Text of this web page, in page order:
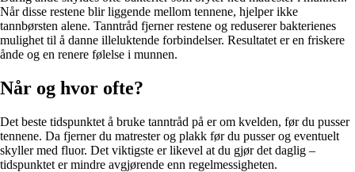
Når disse restene blir liggende mellom tennene, hjelper ikke
tannbørsten alene. Tanntråd fjerner restene og reduserer bakterienes
mulighet til å danne illeluktende forbindelser. Resultatet er en friskere
ånde og en renere følelse i munnen.
Når og hvor ofte?
Det beste tidspunktet å bruke tanntråd på er om kvelden, før du pusser
tennene. Da fjerner du matrester og plakk før du pusser og eventuelt
skyller med fluor. Det viktigste er likevel at du gjør det daglig –
tidspunktet er mindre avgjørende enn regelmessigheten.